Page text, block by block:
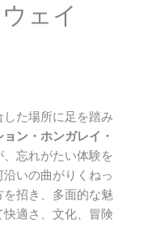
ェイ
た場所に足を踏み
ン・ホンガレイ・
忘れがたい体験を
いの曲がりくねっ
招き、多面的な魅
適さ、文化、冒険